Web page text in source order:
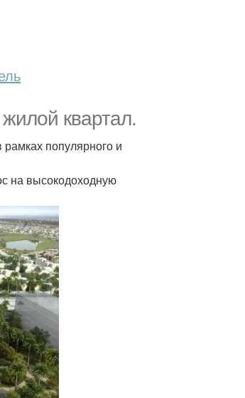
квартал.
популярного и
на высокодоходную